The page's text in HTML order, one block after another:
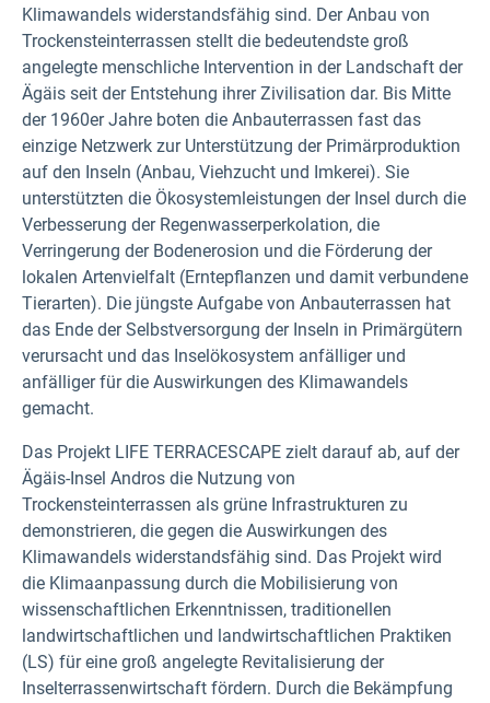
Klimawandels widerstandsfähig sind. Der Anbau von
Trockensteinterrassen stellt die bedeutendste groß
angelegte menschliche Intervention in der Landschaft der
Ägäis seit der Entstehung ihrer Zivilisation dar. Bis Mitte
der 1960er Jahre boten die Anbauterrassen fast das
einzige Netzwerk zur Unterstützung der Primärproduktion
auf den Inseln (Anbau, Viehzucht und Imkerei). Sie
unterstützten die Ökosystemleistungen der Insel durch die
Verbesserung der Regenwasserperkolation, die
Verringerung der Bodenerosion und die Förderung der
lokalen Artenvielfalt (Erntepflanzen und damit verbundene
Tierarten). Die jüngste Aufgabe von Anbauterrassen hat
das Ende der Selbstversorgung der Inseln in Primärgütern
verursacht und das Inselökosystem anfälliger und
anfälliger für die Auswirkungen des Klimawandels
gemacht.
Das Projekt LIFE TERRACESCAPE zielt darauf ab, auf der
Ägäis-Insel Andros die Nutzung von
Trockensteinterrassen als grüne Infrastrukturen zu
demonstrieren, die gegen die Auswirkungen des
Klimawandels widerstandsfähig sind. Das Projekt wird
die Klimaanpassung durch die Mobilisierung von
wissenschaftlichen Erkenntnissen, traditionellen
landwirtschaftlichen und landwirtschaftlichen Praktiken
(LS) für eine groß angelegte Revitalisierung der
Inselterrassenwirtschaft fördern. Durch die Bekämpfung